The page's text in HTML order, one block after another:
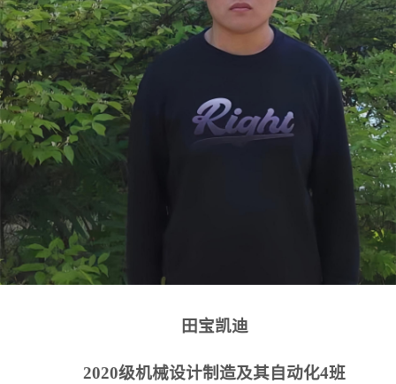
田宝凯迪
2020级机械设计制造及其自动化4班